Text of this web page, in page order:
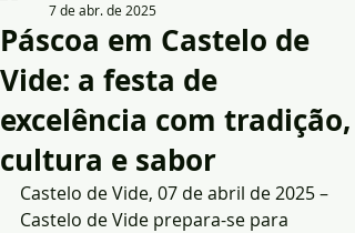
Páscoa em Castelo de
Vide: a festa de
excelência com tradição,
cultura e sabor
7 de abr. de 2025
Castelo de Vide, 07 de abril de 2025 –
Castelo de Vide prepara-se para